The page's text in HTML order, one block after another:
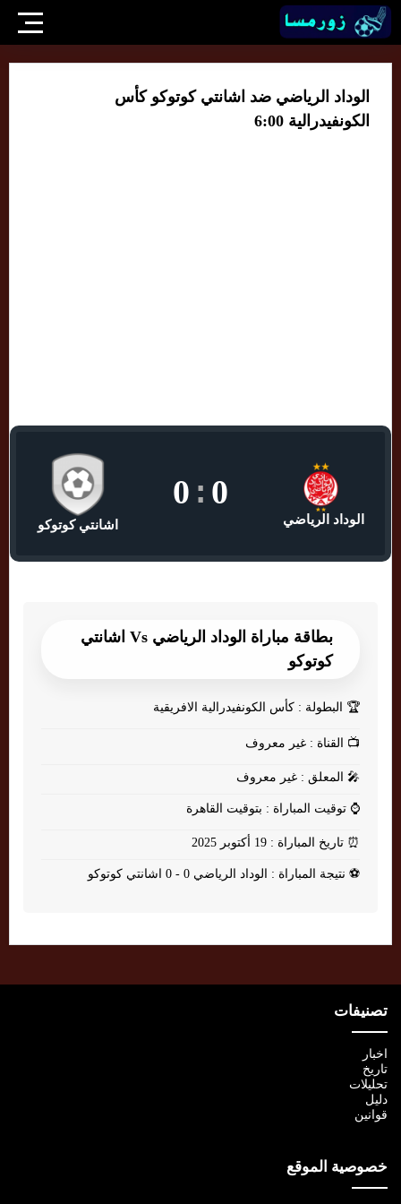
الوداد الرياضي ضد اشانتي كوتوكو كأس
الكونفيدرالية 6:00
الوداد الرياضي
0
:
0
اشانتي كوتوكو
بطاقة مباراة الوداد الرياضي Vs اشانتي
كوتوكو
🏆 البطولة : كأس الكونفيدرالية الافريقية
📺 القناة : غير معروف
🎤 المعلق : غير معروف
⌚ توقيت المباراة : بتوقيت القاهرة
⏰ تاريخ المباراة : 19 أكتوبر 2025
⚽ نتيجة المباراة : الوداد الرياضي 0 - 0 اشانتي كوتوكو
تصنيفات
اخبار
تاريخ
تحليلات
دليل
قوانين
خصوصية الموقع